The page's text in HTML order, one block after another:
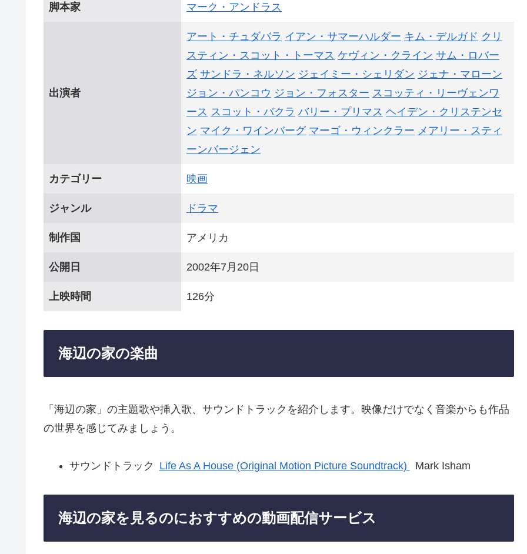
脚本家 マーク・アンドラス
出演者
アート・チュダバラ イアン・サマーハルダー キム・デルガド クリ
スティン・スコット・トーマス ケヴィン・クライン サム・ロバー
ズ サンドラ・ネルソン ジェイミー・シェリダン ジェナ・マローン
ジョン・パンコウ ジョン・フォスター スコッティ・リーヴェンワ
ース スコット・バクラ バリー・プリマス ヘイデン・クリステンセ
ン マイク・ワインバーグ マーゴ・ウィンクラー メアリー・スティ
ーンバージェン
カテゴリー 映画
ジャンル ドラマ
制作国 アメリカ
公開日 2002年7月20日
上映時間 126分
海辺の家の楽曲
「海辺の家」の主題歌や挿入歌、サウンドトラックを紹介します。映像だけでなく音楽からも作品
の世界を感じてみましょう。
サウンドトラック Life As A House (Original Motion Picture Soundtrack) Mark Isham
海辺の家を見るのにおすすめの動画配信サービス